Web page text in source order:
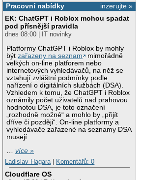
inzerujte »
Pracovní nabídky
EK: ChatGPT i Roblox mohou spadat
pod přísnější pravidla
dnes 08:00 | IT novinky
Platformy ChatGPT i Roblox by mohly
býtzařazeny na seznam
mimořádně
velkých on-line platforem nebo
internetových vyhledávačů, na něž se
vztahují zvláštní podmínky podle
nařízení o digitálních službách (DSA).
Vzhledem k tomu, že ChatGPT i Roblox
oznámily počet uživatelů nad prahovou
hodnotou DSA, je toto označení
„rozhodně možné“ a mohlo by „přijít
dříve či později“. On-line platformy a
vyhledávače zařazené na seznamy DSA
musejí
…více »
Ladislav Hagara
Komentářů: 0
Cloudflare OS